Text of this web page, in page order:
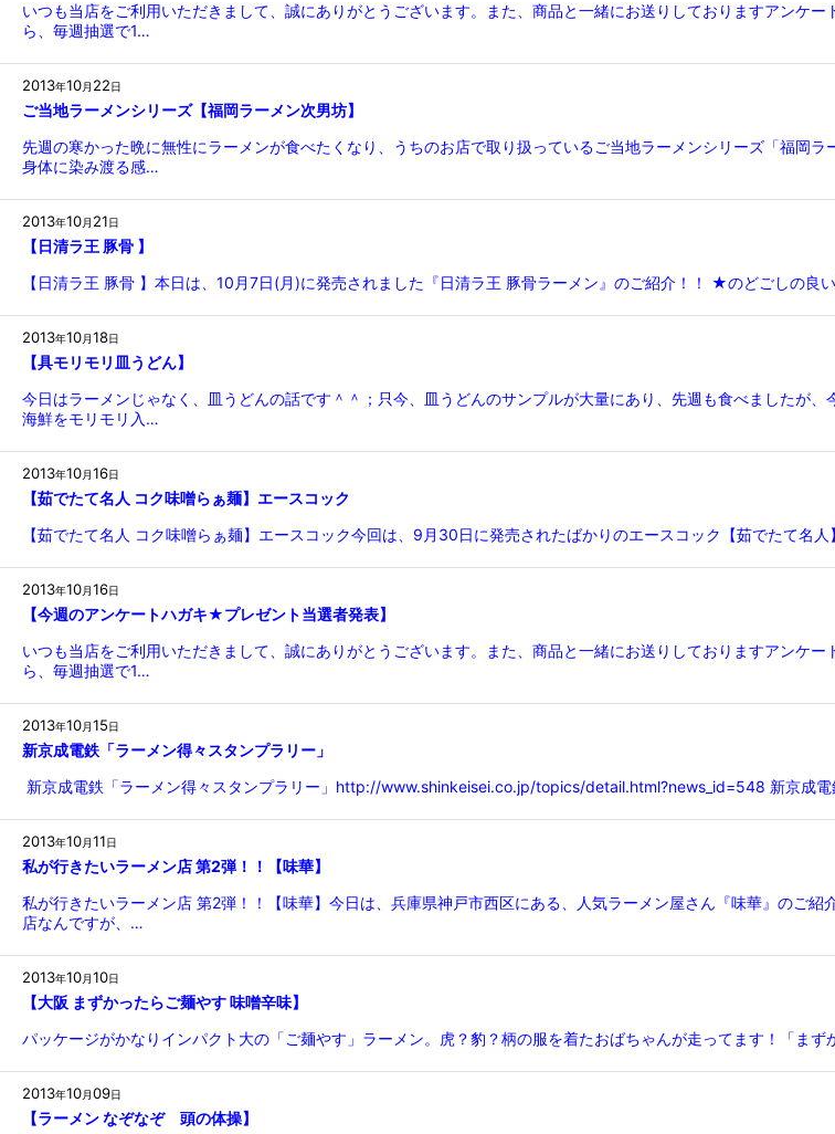
いつも当店をご利用いただきまして、誠にありがとうございます。また、商品と一緒にお送りしておりますアンケ
ら、毎週抽選で1…
2013年10月 22日
ご当地ラーメンシリーズ【福岡ラーメン次男坊】
先週の寒かった晩に無性にラーメンが食べたくなり、うちのお店で取り扱っているご当地ラーメンシリーズ「福岡
身体に染み渡る感…
2013年10月 21日
【日清ラ王 豚骨 】
【日清ラ王 豚骨 】本日は、10月7日(月)に発売されました『日清ラ王 豚骨ラーメン』のご紹介！！ ★のどごしの
2013年10月18日
【具モリモリ皿うどん】
今日はラーメンじゃなく、皿うどんの話です＾＾；只今、皿うどんのサンプルが大量にあり、先週も食べましたが
海鮮をモリモリ入…
2013年10月16日
【茹でたて名人 コク味噌らぁ麺】エースコック
【茹でたて名人 コク味噌らぁ麺】エースコック今回は、9月30日に発売されたばかりのエースコック【茹でたて名
2013年10月16日
【今週のアンケートハガキ★プレゼント当選者発表】
いつも当店をご利用いただきまして、誠にありがとうございます。また、商品と一緒にお送りしておりますアンケ
ら、毎週抽選で1…
2013年10月15日
新京成電鉄「ラーメン得々スタンプラリー」
新京成電鉄「ラーメン得々スタンプラリー」http://www.shinkeisei.co.jp/topics/detail.html?news_id=548 新京成
2013年10月11日
私が行きたいラーメン店 第2弾！！【味華】
私が行きたいラーメン店 第2弾！！【味華】今日は、兵庫県神戸市西区にある、人気ラーメン屋さん『味華』のご
店なんですが、…
2013年10月10日
【大阪 まずかったらご麺やす 味噌辛味】
パッケージがかなりインパクト大の「ご麺やす」ラーメン。虎？豹？柄の服を着たおばちゃんが走ってます！「ま
2013年10月09日
【ラーメン なぞなぞ 頭の体操】